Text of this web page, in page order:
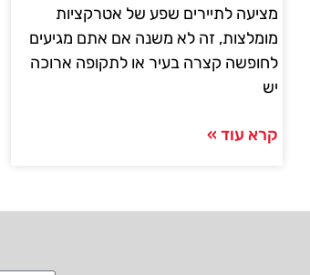
מציעה לתיירים שפע של אטרקציות
מומלצות, זה לא משנה אם אתם מגיעים
לחופשה קצרה בעיר או לתקופה ארוכה
יש
קרא עוד »